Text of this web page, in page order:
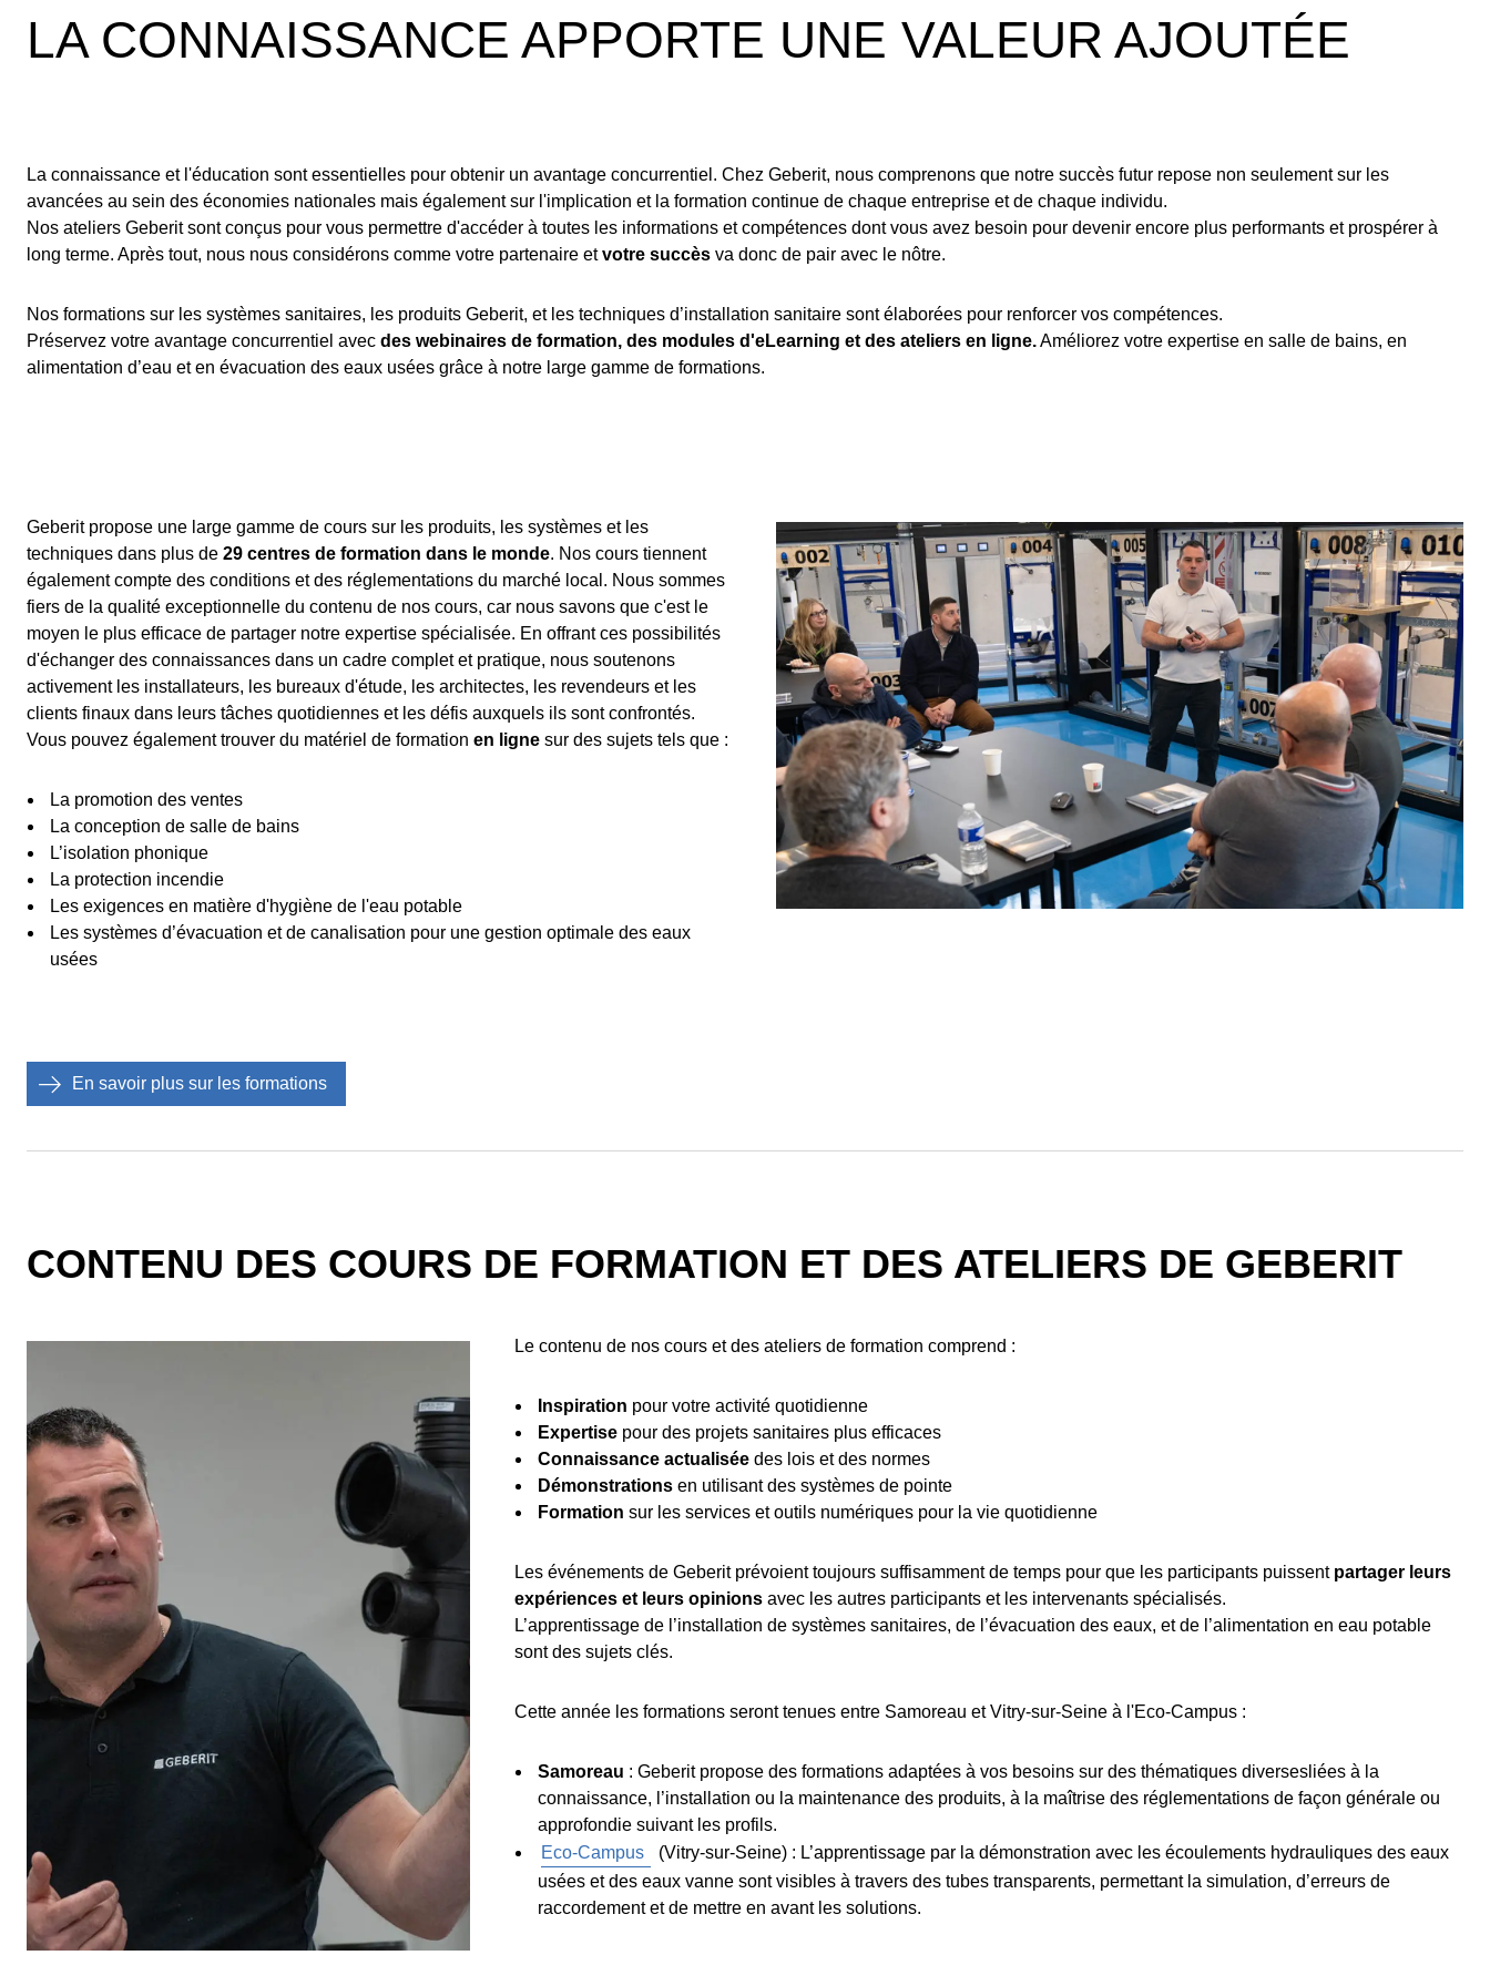
LA CONNAISSANCE APPORTE UNE VALEUR AJOUTÉE
La connaissance et l'éducation sont essentielles pour obtenir un avantage concurrentiel. Chez Geberit, nous comprenons que notre succès futur repose non seulement sur les
avancées au sein des économies nationales mais également sur l'implication et la formation continue de chaque entreprise et de chaque individu.
Nos ateliers Geberit sont conçus pour vous permettre d'accéder à toutes les informations et compétences dont vous avez besoin pour devenir encore plus performants et prospérer à
long terme. Après tout, nous nous considérons comme votre partenaire etvotre succès va donc de pair avec le nôtre.
Nos formations sur les systèmes sanitaires, les produits Geberit, et les techniques d’installation sanitaire sont élaborées pour renforcer vos compétences.
Préservez votre avantage concurrentiel avec des webinaires de formation, des modules d'eLearning et des ateliers en ligne.Améliorez votre expertise en salle de bains, en
alimentation d’eau et en évacuation des eaux usées grâce à notre large gamme de formations.
Geberit propose une large gamme de cours sur les produits, les systèmes et les
techniques dans plus de 29 centres de formation dans le monde. Nos cours tiennent
également compte des conditions et des réglementations du marché local. Nous sommes
fiers de la qualité exceptionnelle du contenu de nos cours, car nous savons que c'est le
moyen le plus efficace de partager notre expertise spécialisée. En offrant ces possibilités
d'échanger des connaissances dans un cadre complet et pratique, nous soutenons
activement les installateurs, les bureaux d'étude, les architectes, les revendeurs et les
clients finaux dans leurs tâches quotidiennes et les défis auxquels ils sont confrontés.
Vous pouvez également trouver du matériel de formation en ligne sur des sujets tels que :
La promotion des ventes
La conception de salle de bains
L’isolation phonique
La protection incendie
Les exigences en matière d'hygiène de l'eau potable
Les systèmes d’évacuation et de canalisation pour une gestion optimale des eaux
usées
En savoir plus sur les formations
CONTENU DES COURS DE FORMATION ET DES ATELIERS DE GEBERIT
Le contenu de nos cours et des ateliers de formation comprend :
Inspiration pour votre activité quotidienne
Expertise pour des projets sanitaires plus efficaces
Connaissance actualisée des lois et des normes
Démonstrations en utilisant des systèmes de pointe
Formation sur les services et outils numériques pour la vie quotidienne
Les événements de Geberit prévoient toujours suffisamment de temps pour que les participants puissent partager leurs
expériences et leurs opinions avec les autres participants et les intervenants spécialisés.
L’apprentissage de l’installation de systèmes sanitaires, de l’évacuation des eaux, et de l’alimentation en eau potable
sont des sujets clés.
Cette année les formations seront tenues entre Samoreau et Vitry-sur-Seine à l'Eco-Campus :
Samoreau : Geberit propose des formations adaptées à vos besoins sur des thématiques diversesliées à la
connaissance, l’installation ou la maintenance des produits, à la maîtrise des réglementations de façon générale ou
approfondie suivant les profils.
Eco-Campus
(Vitry-sur-Seine) : L’apprentissage par la démonstration avec les écoulements hydrauliques des eaux
usées et des eaux vanne sont visibles à travers des tubes transparents, permettant la simulation, d’erreurs de
raccordement et de mettre en avant les solutions.